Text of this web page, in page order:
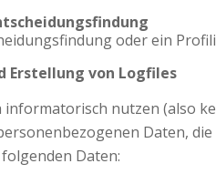
oder ein
Erstellung von Logfiles
informatorisch nutzen (also
Daten,
Daten: